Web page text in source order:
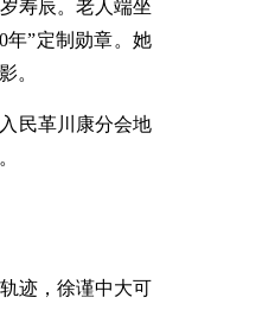
寿辰。老人端坐
年”定制勋章。她
。
民革川康分会地
迹，徐谨中大可